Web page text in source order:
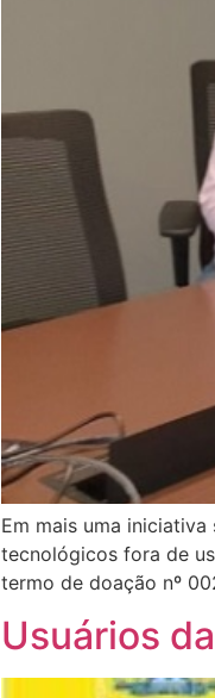
Em mais uma
tecnológicos fora de
termo de doação nº
Usuários